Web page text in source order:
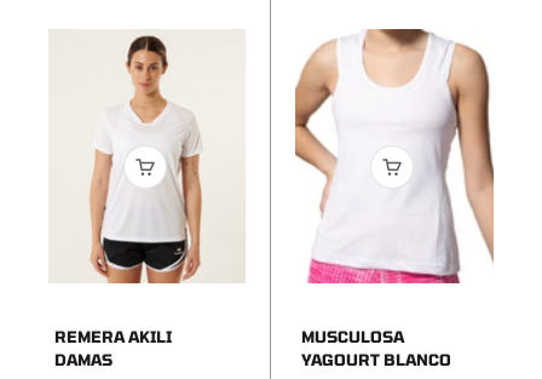
REMERA AKILI
DAMAS
MUSCULOSA
YAGOURT BLANCO